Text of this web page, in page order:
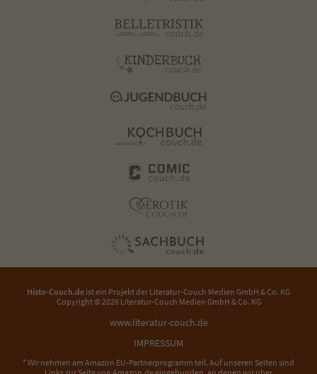
Histo-Couch.de ist ein Projekt der Literatur-Couch Medien GmbH & Co. KG
Copyright © 2026 Literatur-Couch Medien GmbH & Co. KG
www.literatur-couch.de
IMPRESSUM
* Wir nehmen am Amazon EU-Partnerprogramm teil. Auf unseren Seiten sind